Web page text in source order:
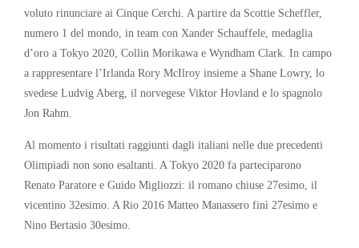
voluto rinunciare ai Cinque Cerchi. A partire da Scottie Scheffler,
numero 1 del mondo, in team con Xander Schauffele, medaglia
d’oro a Tokyo 2020, Collin Morikawa e Wyndham Clark. In campo
a rappresentare l’Irlanda Rory McIlroy insieme a Shane Lowry, lo
svedese Ludvig Aberg, il norvegese Viktor Hovland e lo spagnolo
Jon Rahm.
Al momento i risultati raggiunti dagli italiani nelle due precedenti
Olimpiadi non sono esaltanti. A Tokyo 2020 fa parteciparono
Renato Paratore e Guido Migliozzi: il romano chiuse 27esimo, il
vicentino 32esimo. A Rio 2016 Matteo Manassero finì 27esimo e
Nino Bertasio 30esimo.